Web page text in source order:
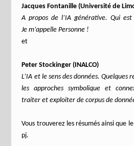
Jacques Fontanille (Université de
A propos de l’IA générative. Qui
Je m’appelle Personne !
et
Peter Stockinger (INALCO)
L’IA et le sens des données. Quelques
les approches symbolique et
traiter et exploiter de corpus de
Vous trouverez les résumés ainsi que
pj.